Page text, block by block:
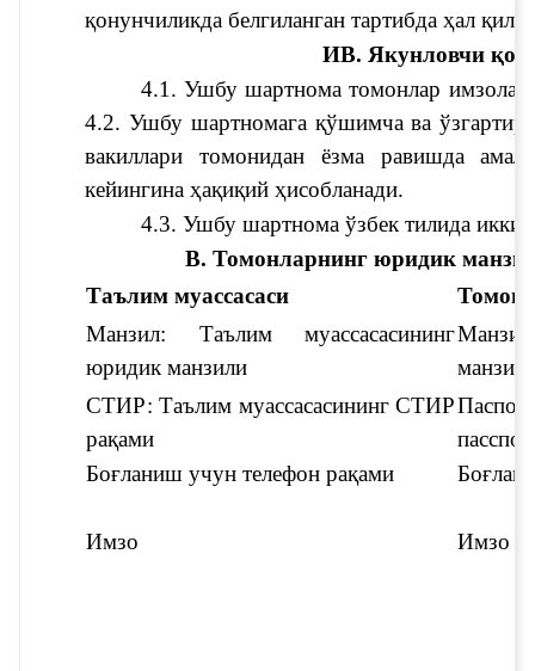
қонунчиликда белгиланган тартибда ҳал
ИВ. Якунловчи
4.1. Ушбу шартнома томонлар
4.2. Ушбу шартномага қўшимча ва
вакиллари томонидан ёзма равишда
кейингина ҳақиқий ҳисобланади.
4.3. Ушбу шартнома ўзбек тилида икки
В. Томонларнинг юридик
Таълим муассасаси
Томон
Манзил: Таълим муассасасининг
юридик манзили
СТИР: Таълим муассасасининг СТИР
рақами
Боғланиш учун телефон рақами
Имзо Имзо